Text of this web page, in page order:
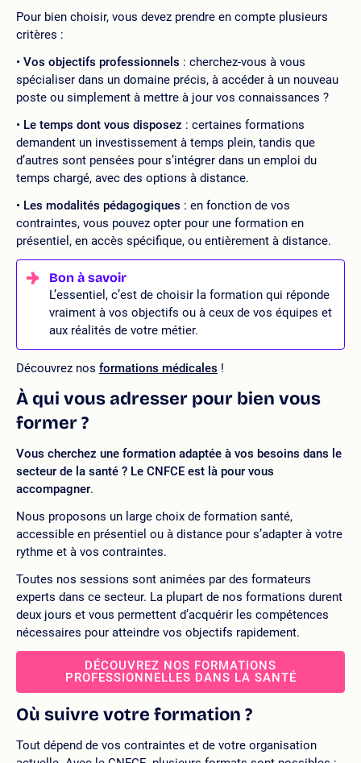
Pour bien choisir, vous devez prendre en compte plusieurs
critères :
Vos objectifs professionnels : cherchez-vous à vous
spécialiser dans un domaine précis, à accéder à un nouveau
poste ou simplement à mettre à jour vos connaissances ?
Le temps dont vous disposez : certaines formations
demandent un investissement à temps plein, tandis que
d’autres sont pensées pour s’intégrer dans un emploi du
temps chargé, avec des options à distance.
Les modalités pédagogiques : en fonction de vos
contraintes, vous pouvez opter pour une formation en
présentiel, en accès spécifique, ou entièrement à distance.
L’essentiel, c’est de choisir la formation qui réponde
vraiment à vos objectifs ou à ceux de vos équipes et
aux réalités de votre métier.
Découvrez nos formations médicales !
À qui vous adresser pour bien vous
former ?
Vous cherchez une formation adaptée à vos besoins dans le
secteur de la santé ? Le CNFCE est là pour vous
accompagner.
Nous proposons un large choix de formation santé,
accessible en présentiel ou à distance pour s’adapter à votre
rythme et à vos contraintes.
Toutes nos sessions sont animées par des formateurs
experts dans ce secteur. La plupart de nos formations durent
deux jours et vous permettent d’acquérir les compétences
nécessaires pour atteindre vos objectifs rapidement.
DÉCOUVREZ NOS FORMATIONS
PROFESSIONNELLES DANS LA SANTÉ
Où suivre votre formation ?
Tout dépend de vos contraintes et de votre organisation